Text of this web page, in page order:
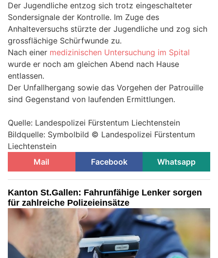
Der Jugendliche entzog sich trotz eingeschalteter
Sondersignale der Kontrolle. Im Zuge des
Anhalteversuchs stürzte der Jugendliche und zog sich
grossflächige Schürfwunde zu.
Nach einer medizinischen Untersuchung im Spital
wurde er noch am gleichen Abend nach Hause
entlassen.
Der Unfallhergang sowie das Vorgehen der Patrouille
sind Gegenstand von laufenden Ermittlungen.
Quelle: Landespolizei Fürstentum Liechtenstein
Bildquelle: Symbolbild © Landespolizei Fürstentum
Liechtenstein
Mail
Facebook Whatsapp
Kanton St.Gallen: Fahrunfähige Lenker sorgen
für zahlreiche Polizeieinsätze